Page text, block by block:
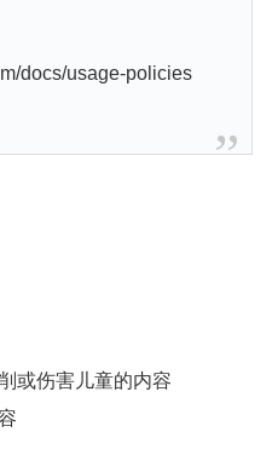
docs/usage-policies
或伤害儿童的内容